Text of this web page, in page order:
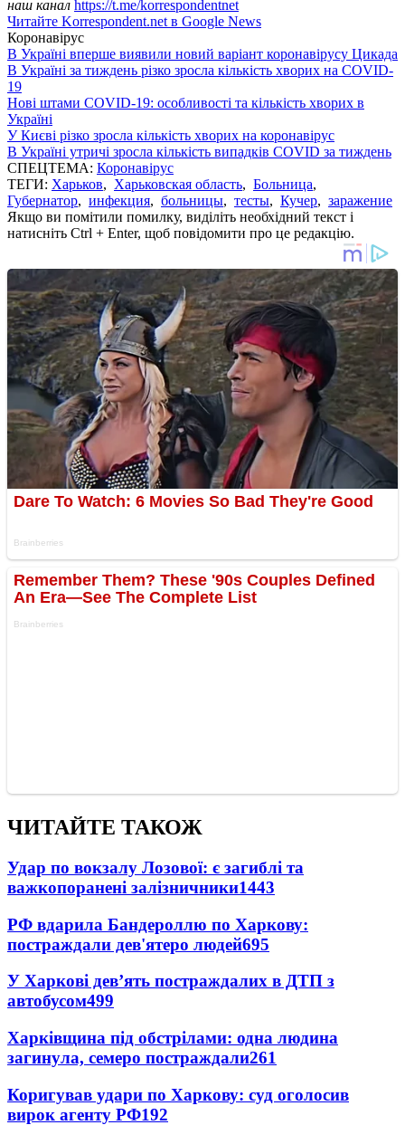
наш канал https://t.me/korrespondentnet
Читайте Korrespondent.net в Google News
Коронавірус
В Україні вперше виявили новий варіант коронавірусу Цикада
В Україні за тиждень різко зросла кількість хворих на COVID-
19
Нові штами COVID-19: особливості та кількість хворих в
Україні
У Києві різко зросла кількість хворих на коронавірус
В Україні утричі зросла кількість випадків COVID за тиждень
СПЕЦТЕМА: Коронавірус
ТЕГИ: Харьков, Харьковская область, Больница,
Губернатор, инфекция, больницы, тесты, Кучер, заражение
Якщо ви помітили помилку, виділіть необхідний текст і
натисніть Ctrl + Enter, щоб повідомити про це редакцію.
ЧИТАЙТЕ ТАКОЖ
Удар по вокзалу Лозової: є загиблі та
важкопоранені залізничники1443
РФ вдарила Бандероллю по Харкову:
постраждали дев'ятеро людей695
У Харкові дев’ять постраждалих в ДТП з
автобусом499
Харківщина під обстрілами: одна людина
загинула, семеро постраждали261
Коригував удари по Харкову: суд оголосив
вирок агенту РФ192